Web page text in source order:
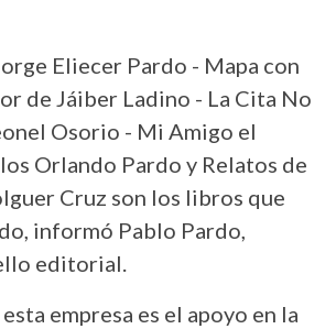
Eliecer Pardo - Mapa con
de Jáiber Ladino - La Cita No
Osorio - Mi Amigo el
Orlando Pardo y Relatos de
Cruz son los libros que
informó Pablo Pardo,
editorial.
empresa es el apoyo en la